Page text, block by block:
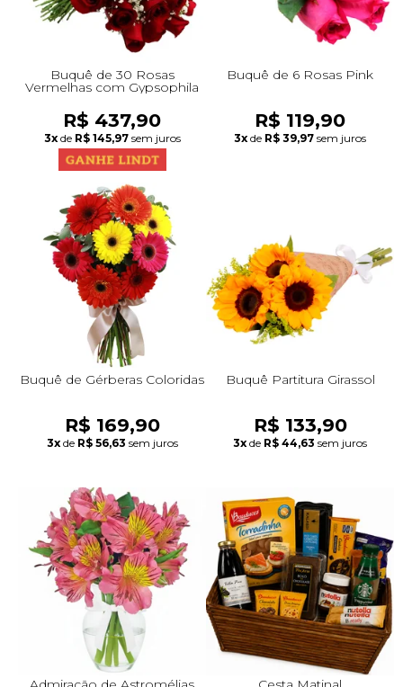
Buquê de 30 Rosas
Vermelhas com Gypsophila
R$ 437,90
3x de R$ 145,97 sem juros
Buquê de 6 Rosas Pink
R$ 119,90
3x de R$ 39,97 sem juros
Buquê de Gérberas Coloridas
R$ 169,90
3x de R$ 56,63 sem juros
Buquê Partitura Girassol
R$ 133,90
3x de R$ 44,63 sem juros